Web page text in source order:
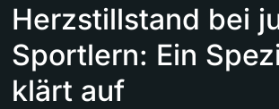
Herzstillstand bei
Sportlern: Ein
klärt auf